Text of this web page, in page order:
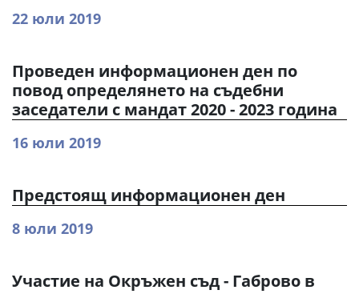
22 юли 2019
Проведен информационен ден по
повод определянето на съдебни
заседатели с мандат 2020 - 2023 година
16 юли 2019
Предстоящ информационен ден
8 юли 2019
Участие на Окръжен съд - Габрово в